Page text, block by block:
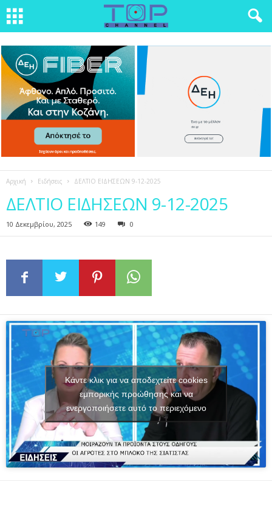
Αρχική Ειδήσεις ΔΕΛΤΙΟ ΕΙΔΗΣΕΩΝ 9-12-2025
ΔΕΛΤΙΟ ΕΙΔΗΣΕΩΝ 9-12-2025
10 Δεκεμβρίου, 2025 149 0
Κάντε κλικ για να αποδεχτείτε cookies
εμπορικής προώθησης και να
ενεργοποιήσετε αυτό το περιεχόμενο